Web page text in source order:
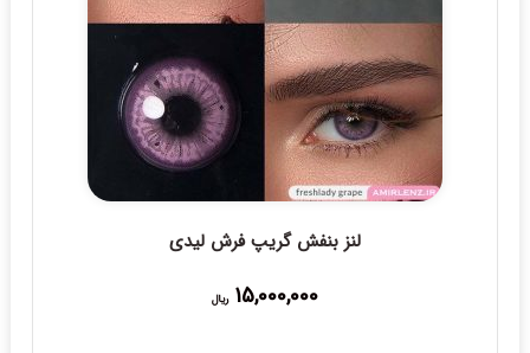
لنز بنفش گریپ فرش لیدی
15,000,000 ریال